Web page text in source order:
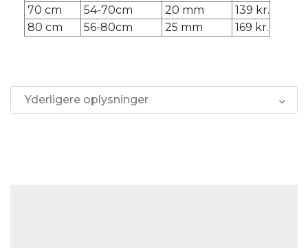
70 cm
54-70cm 20 mm
139 kr.
80 cm
56-80cm 25 mm 169 kr.
Yderligere oplysninger